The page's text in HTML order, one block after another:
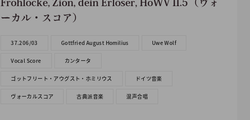
Frohlocke, Zion, dein Erlöser, HoWV II.5（ヴォ
ーカル・スコア）
37.206/03 Gottfried August Homilius Uwe Wolf
Vocal Score カンタータ
ゴットフリート・アウグスト・ホミリウス ドイツ音楽
ヴォーカルスコア 古典派音楽 混声合唱